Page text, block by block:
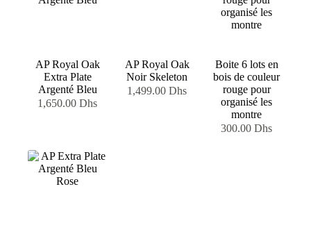
AP Royal Oak
Extra Plate
Argenté Bleu
1,650.00Dhs
AP Royal Oak
Noir Skeleton
1,499.00Dhs
Boite 6 lots en
bois de couleur
rouge pour
organisé les
montre
300.00Dhs